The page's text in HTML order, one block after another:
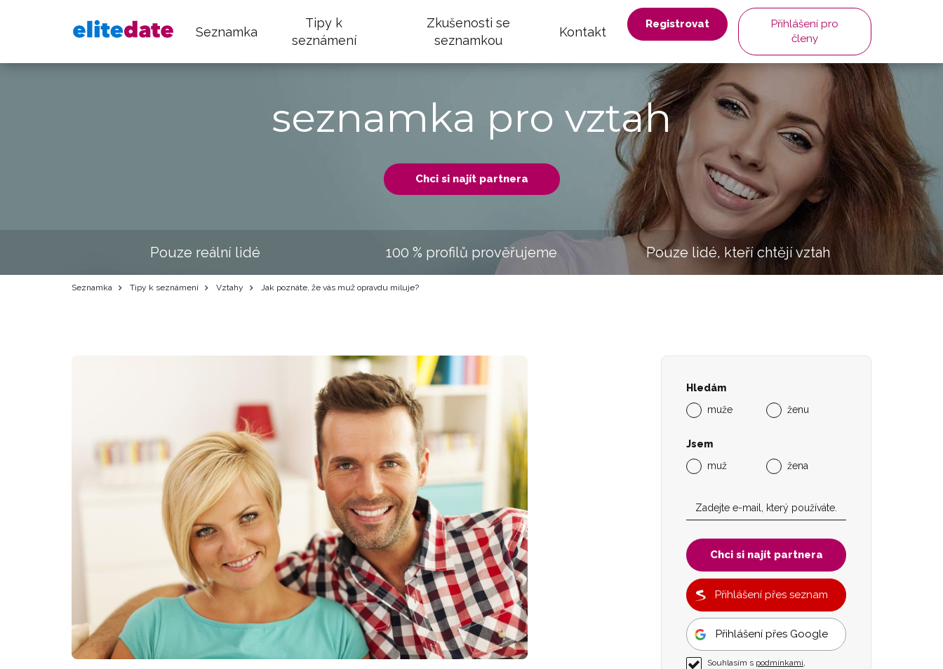
Seznamka
Tipy k
seznámení
Zkušenosti se
seznamkou
Kontakt
Registrovat
Přihlášení pro
členy
seznamka pro vztah
Chci si najít partnera
Pouze reální lidé 100 % profilů prověřujeme Pouze lidé, kteří chtějí vztah
Seznamka Tipy k seznámení Vztahy Jak poznáte, že vás muž opravdu miluje?
Hledám
muže
ženu
Jsem
muž
žena
Chci si najít partnera
Přihlášení přes seznam
Přihlášení přes Google
Souhlasím s podmínkami,